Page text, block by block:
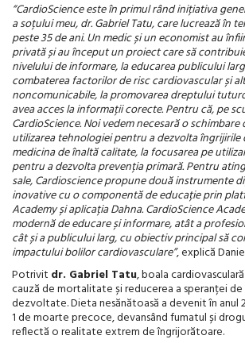
“CardioScience este în primul rând inițiativa
a soțului meu, dr. Gabriel Tatu, care lucrează în
peste 35 de ani. Un medic și un economist au
privată și au început un proiect care să
nivelului de informare, la educarea publicului
combaterea factorilor de risc cardiovascular și
noncomunicabile, la promovarea dreptului
avea acces la informații corecte. Pentru că, pe
CardioScience. Noi vedem necesară o schimbare
utilizarea tehnologiei pentru a dezvolta îngrijirile
medicina de înaltă calitate, la focusarea pe
pentru a dezvolta prevenția primară. Pentru
sale, Cardioscience propune două instrumente
inovative cu o componentă de educație prin
Academy și aplicația Dahna. CardioScience
modernă de educare și informare, atât a
cât și a publicului larg, cu obiectiv principal să
impactului bolilor cardiovasculare”, explică
Potrivit dr. Gabriel Tatu, boala
cauză de mortalitate și reducerea a speranței
dezvoltate. Dieta nesănătoasă a devenit în anul
1 de moarte precoce, devansând fumatul și
reflectă o realitate extrem de îngrijorătoare.